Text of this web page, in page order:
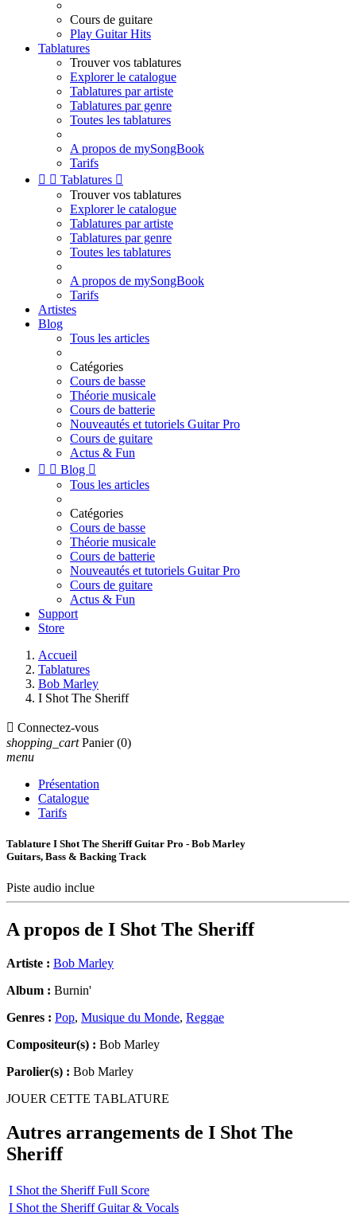
Cours de guitare
Play Guitar Hits
Tablatures
Trouver vos tablatures
Explorer le catalogue
Tablatures par artiste
Tablatures par genre
Toutes les tablatures
A propos de mySongBook
Tarifs
  Tablatures 
Trouver vos tablatures
Explorer le catalogue
Tablatures par artiste
Tablatures par genre
Toutes les tablatures
A propos de mySongBook
Tarifs
Artistes
Blog
Tous les articles
Catégories
Cours de basse
Théorie musicale
Cours de batterie
Nouveautés et tutoriels Guitar Pro
Cours de guitare
Actus & Fun
  Blog 
Tous les articles
Catégories
Cours de basse
Théorie musicale
Cours de batterie
Nouveautés et tutoriels Guitar Pro
Cours de guitare
Actus & Fun
Support
Store
Accueil
Tablatures
Bob Marley
I Shot The Sheriff
 Connectez-vous
shopping_cart Panier (0)
menu
Présentation
Catalogue
Tarifs
Tablature I Shot The Sheriff Guitar Pro - Bob Marley
Guitars, Bass & Backing Track
Piste audio inclue
A propos de I Shot The Sheriff
Artiste : Bob Marley
Album : Burnin'
Genres : Pop, Musique du Monde, Reggae
Compositeur(s) : Bob Marley
Parolier(s) : Bob Marley
JOUER CETTE TABLATURE
Autres arrangements de I Shot The
Sheriff
I Shot the Sheriff Full Score
I Shot the Sheriff Guitar & Vocals